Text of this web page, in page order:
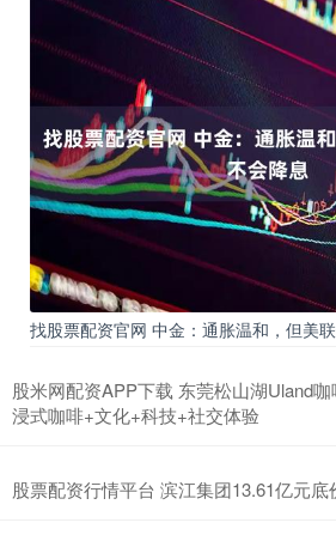
找股票配资官网 中金：通胀温和，但美
股米网配资APP下载 东莞松山湖Uland
浸式咖啡+文化+科技+社交体验
股票配资行情平台 滨江集团13.61亿元